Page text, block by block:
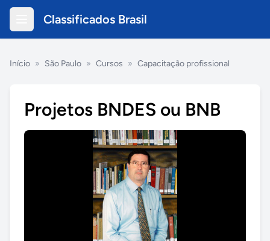
Classificados Brasil
Início » São Paulo » Cursos » Capacitação profissional
Projetos BNDES ou BNB